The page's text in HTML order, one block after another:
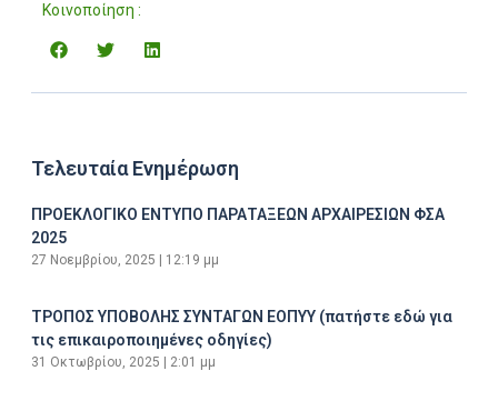
Κοινοποίηση :
Τελευταία Ενημέρωση
ΠΡΟΕΚΛΟΓΙΚΟ ΕΝΤΥΠΟ ΠΑΡΑΤΑΞΕΩΝ ΑΡΧΑΙΡΕΣΙΩΝ ΦΣΑ
2025
27 Νοεμβρίου, 2025 12:19 μμ
ΤΡΟΠΟΣ ΥΠΟΒΟΛΗΣ ΣΥΝΤΑΓΩΝ ΕΟΠΥΥ (πατήστε εδώ για
τις επικαιροποιημένες οδηγίες)
31 Οκτωβρίου, 2025 2:01 μμ